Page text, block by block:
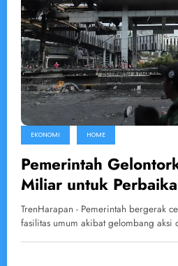
EKONOMI HOME
Pemerintah
Miliar untuk
Umum Pasca Demo
TrenHarapan - Pemerintah bergerak
fasilitas umum akibat gelombang